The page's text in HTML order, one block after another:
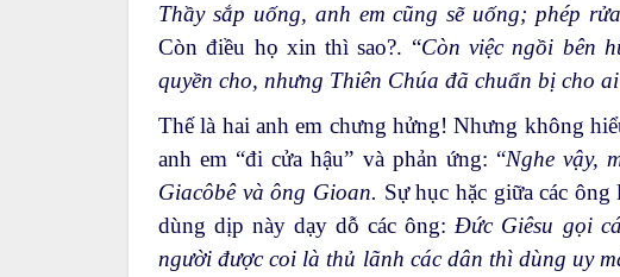
Thầy sắp uống, anh em cũng sẽ uống; phép
Còn điều họ xin thì sao?. “Còn việc ngồi bên
quyền cho, nhưng Thiên Chúa đã chuẩn bị cho
Thế là hai anh em chưng hửng! Nhưng không
anh em “đi cửa hậu” và phản ứng: “Nghe vậy,
Giacôbê và ông Gioan. Sự hục hặc giữa các
dùng dịp này dạy dỗ các ông:Đức Giêsu gọi
người được coi là thủ lãnh các dân thì dùng uy